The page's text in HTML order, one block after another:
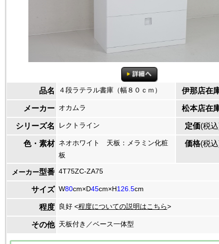
品名 ４段ラテラル書庫（幅８０ｃｍ） 伊那店在
メーカー オカムラ 松本店在
シリーズ名 レクトライン 定価(税
色・素材 ネオホワイト 天板：メラミン化粧
板
価格(税
メーカー型番 4T75ZC-ZA75
サイズ W80cm×D45cm×H126.5cm
程度 良好 <程度についての説明はこちら>
その他 天板付き／ベース一体型